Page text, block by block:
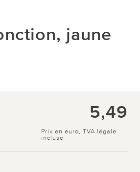
jaune
5,49
Prix en euro, TVA légale
incluse